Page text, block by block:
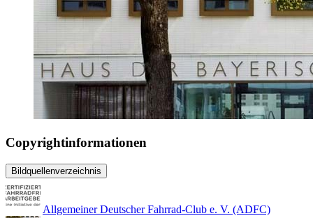
Copyrightinformationen
Bildquellenverzeichnis
Allgemeiner Deutscher Fahrrad-Club e. V. (ADFC)